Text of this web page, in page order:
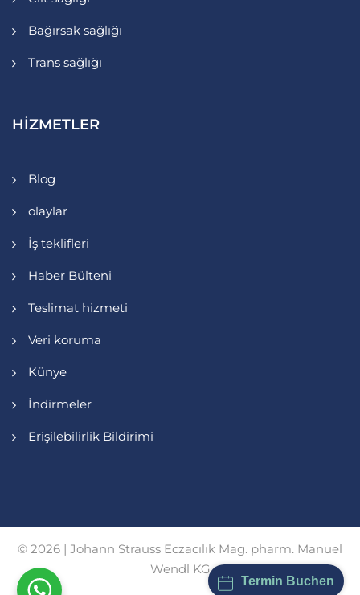
Bağırsak sağlığı
Trans sağlığı
HIZMETLER
Blog
olaylar
İş teklifleri
Haber Bülteni
Teslimat hizmeti
Veri koruma
Künye
İndirmeler
Erişilebilirlik Bildirimi
© 2026 | Johann Strauss Eczacılık Mag. pharm. Manuel
Wendl KG
Termin Buchen